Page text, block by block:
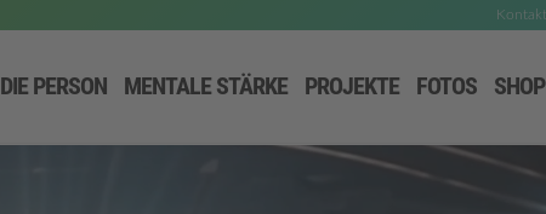
Kontakt
DIE PERSON MENTALE STÄRKE PROJEKTE FOTOS SHOP